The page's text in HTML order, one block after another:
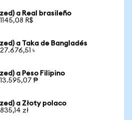
a Real brasileño
R$
a Taka de Bangladés
৳
a Peso Filipino
₱
a Złoty polaco
zł